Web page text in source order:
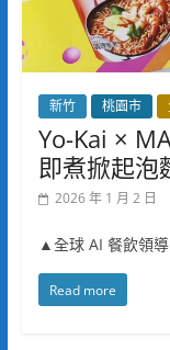
新竹 桃園市
Yo-Kai ×
即煮掀起泡
2026 年 1 月 2 日
▲全球 AI 餐飲領
Read more